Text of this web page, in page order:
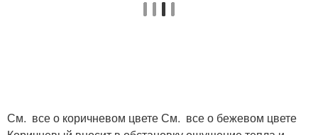
См. все о коричневом цвете См. все о бежевом цвете